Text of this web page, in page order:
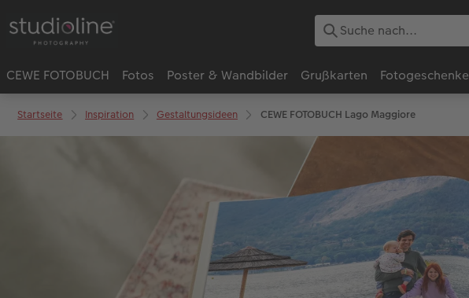
CEWE FOTOBUCH Fotos Poster & Wandbilder Grußkarten Fotogeschenke
Startseite Inspiration Gestaltungsideen CEWE FOTOBUCH Lago Maggiore